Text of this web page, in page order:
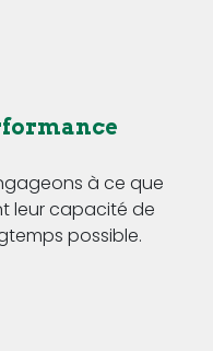
à ce que
leur capacité de
possible.